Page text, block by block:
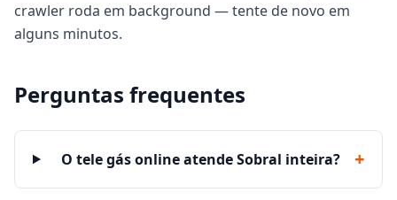
crawler roda em background — tente de novo em
alguns minutos.
Perguntas frequentes
O tele gás online atende Sobral inteira? +